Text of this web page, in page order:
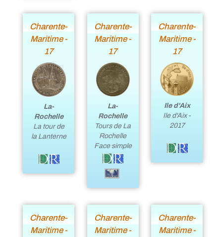
Charente-
Maritime -
17
La-
Rochelle
La tour de
la Lanterne
Charente-
Maritime -
17
La-
Rochelle
Tours de La
Rochelle
Face simple
Charente-
Maritime -
17
Ile d'Aix
Ile d'Aix -
2017
Charente-
Maritime -
Charente-
Maritime -
Charente-
Maritime -